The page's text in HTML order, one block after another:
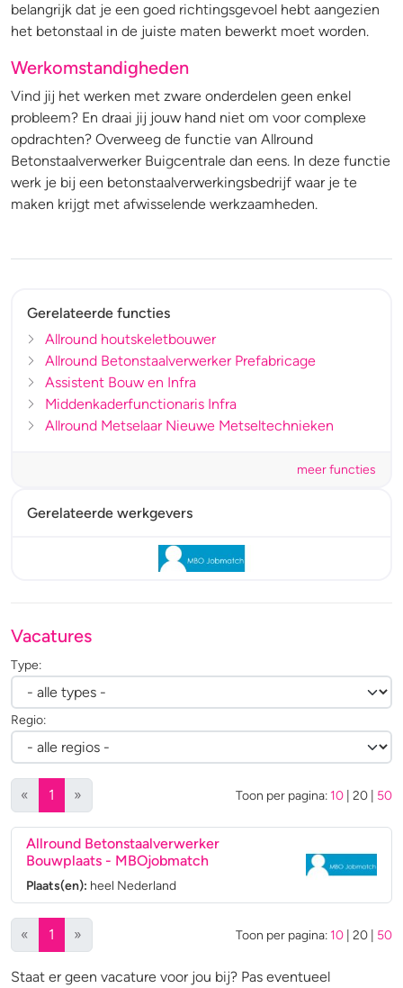
belangrijk dat je een goed richtingsgevoel hebt aangezien
het betonstaal in de juiste maten bewerkt moet worden.
Werkomstandigheden
Vind jij het werken met zware onderdelen geen enkel
probleem? En draai jij jouw hand niet om voor complexe
opdrachten? Overweeg de functie van Allround
Betonstaalverwerker Buigcentrale dan eens. In deze functie
werk je bij een betonstaalverwerkingsbedrijf waar je te
maken krijgt met afwisselende werkzaamheden.
Gerelateerde functies
Allround houtskeletbouwer
Allround Betonstaalverwerker Prefabricage
Assistent Bouw en Infra
Middenkaderfunctionaris Infra
Allround Metselaar Nieuwe Metseltechnieken
meer functies
Gerelateerde werkgevers
Vacatures
Type:
Regio:
« 1 (huidige)
» Toon per pagina: 10 20 50
Allround Betonstaalverwerker
Bouwplaats - MBOjobmatch
Plaats(en): heel Nederland
« 1 (huidige)
» Toon per pagina: 10 20 50
Staat er geen vacature voor jou bij? Pas eventueel